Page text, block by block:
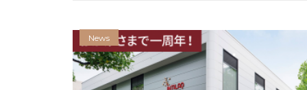
News